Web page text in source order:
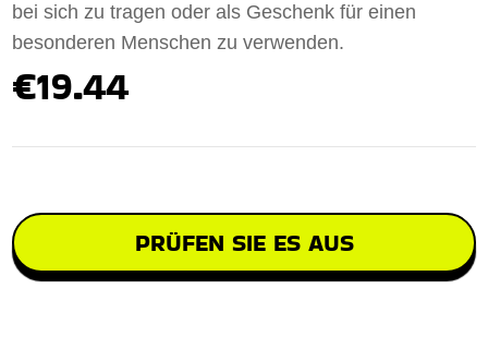
bei sich zu tragen oder als Geschenk für einen
besonderen Menschen zu verwenden.
€19.44
PRÜFEN SIE ES AUS